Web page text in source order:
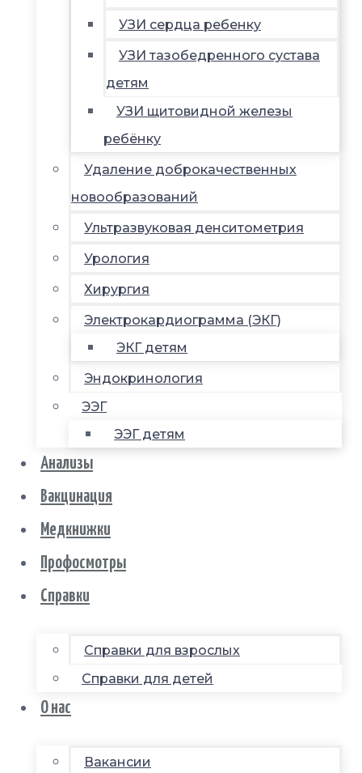
УЗИ сердца ребенку
УЗИ тазобедренного сустава
детям
УЗИ щитовидной железы
ребёнку
Удаление доброкачественных
новообразований
Ультразвуковая денситометрия
Урология
Хирургия
Электрокардиограмма (ЭКГ)
ЭКГ детям
Эндокринология
ЭЭГ
ЭЭГ детям
Анализы
Вакцинация
Медкнижки
Профосмотры
Справки
Справки для взрослых
Справки для детей
О нас
Вакансии